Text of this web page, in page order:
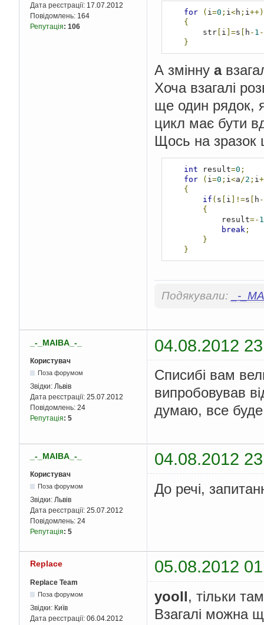
Дата реєстрації: 17.07.2012
Повідомлень: 164
Репутація: 106
for ( i =0 ; i <h ; i ++)
{
        str
[ i ]=s [ h - 1 -
}
А змінну а
Хоча взагалі
ще один рядок,
цикл має бути
Щось на зразок
int result=0 ;
for
( i=0 ; i<a/2 ; i
{
if ( s i ]!=s h -
{
            result
=- 1
break;
}
}
Подякували: _-
_-_MAIBA_-_ 04.08.2012
Користувач
Поза форумом
Звідки: Львів
Дата реєстрації: 25.07.2012
Повідомлень: 24
Репутація: 5
Списибі вам
випробовував
думаю, все
_-_MAIBA_-_ 04.08.2012
Користувач
Поза форумом
Звідки: Львів
Дата реєстрації: 25.07.2012
Повідомлень: 24
Репутація: 5
До речі,
Replace 05.08.2012
Replace Team
Поза форумом
Звідки: Київ
Дата реєстрації: 06.04.2012
yooll, тільки
Взагалі можна